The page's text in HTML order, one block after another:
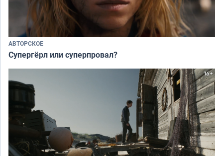
АВТОРСКОЕ
Супергёрл или суперпровал?